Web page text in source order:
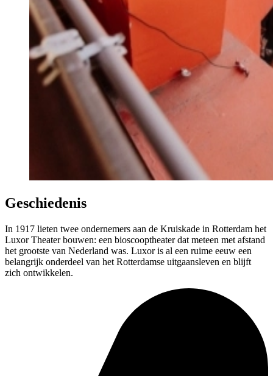
Geschiedenis
In 1917 lieten twee ondernemers aan de Kruiskade in Rotterdam het
Luxor Theater bouwen: een bioscooptheater dat meteen met afstand
het grootste van Nederland was. Luxor is al een ruime eeuw een
belangrijk onderdeel van het Rotterdamse uitgaansleven en blijft
zich ontwikkelen.